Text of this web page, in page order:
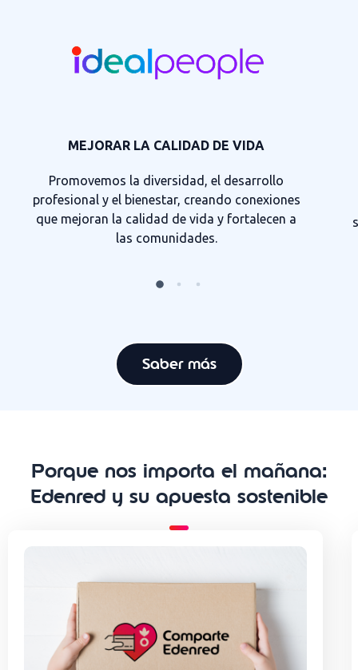
MEJORAR LA CALIDAD DE VIDA
Promovemos la diversidad, el desarrollo
profesional y el bienestar, creando conexiones
que mejoran la calidad de vida y fortalecen a
las comunidades.
Saber más
Porque nos importa el mañana:
Edenred y su apuesta sostenible